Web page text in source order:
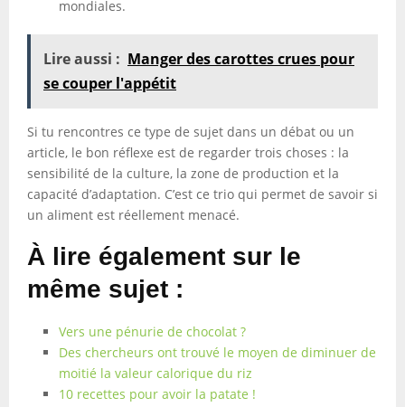
mondiales.
Lire aussi : Manger des carottes crues pour
se couper l'appétit
Si tu rencontres ce type de sujet dans un débat ou un
article, le bon réflexe est de regarder trois choses : la
sensibilité de la culture, la zone de production et la
capacité d’adaptation. C’est ce trio qui permet de savoir si
un aliment est réellement menacé.
À lire également sur le
même sujet :
Vers une pénurie de chocolat ?
Des chercheurs ont trouvé le moyen de diminuer de
moitié la valeur calorique du riz
10 recettes pour avoir la patate !